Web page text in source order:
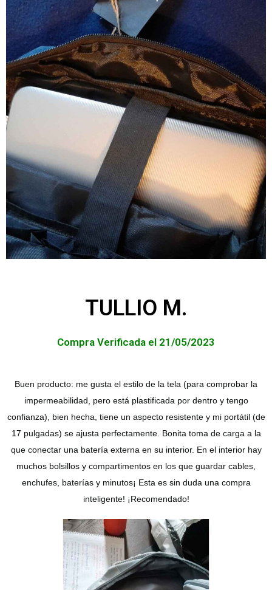
TULLIO M.
Compra Verificada el 21/05/2023
Buen producto: me gusta el estilo de la tela (para comprobar la
impermeabilidad, pero está plastificada por dentro y tengo
confianza), bien hecha, tiene un aspecto resistente y mi portátil (de
17 pulgadas) se ajusta perfectamente. Bonita toma de carga a la
que conectar una batería externa en su interior. En el interior hay
muchos bolsillos y compartimentos en los que guardar cables,
enchufes, baterías y minutos¡ Esta es sin duda una compra
inteligente! ¡Recomendado!